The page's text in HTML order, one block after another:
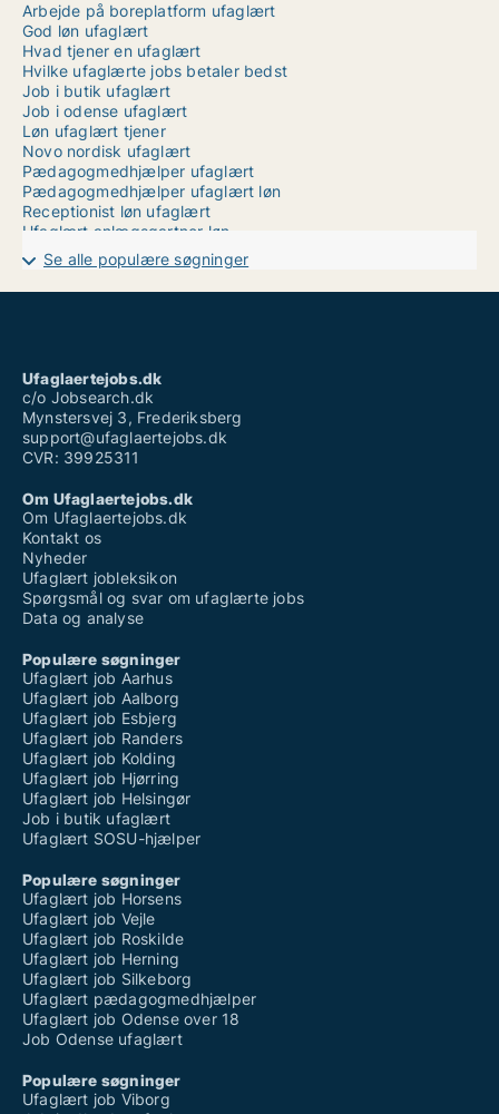
Arbejde på boreplatform ufaglært
God løn ufaglært
Hvad tjener en ufaglært
Hvilke ufaglærte jobs betaler bedst
Job i butik ufaglært
Job i odense ufaglært
Løn ufaglært tjener
Novo nordisk ufaglært
Pædagogmedhjælper ufaglært
Pædagogmedhjælper ufaglært løn
Receptionist løn ufaglært
Ufaglært anlægsgartner løn
Ufaglært job mariagerfjord
Ufaglært job sønderborg
Ufaglært maler løn
Vikarbureau kolding ufaglært
Vikarbureau ufaglært
Se alle populære søgninger
Ufaglaertejobs.dk
c/o Jobsearch.dk
Mynstersvej 3, Frederiksberg
support@ufaglaertejobs.dk
CVR: 39925311
Om Ufaglaertejobs.dk
Om Ufaglaertejobs.dk
Kontakt os
Nyheder
Ufaglært jobleksikon
Spørgsmål og svar om ufaglærte jobs
Data og analyse
Populære søgninger
Ufaglært job Aarhus
Ufaglært job Aalborg
Ufaglært job Esbjerg
Ufaglært job Randers
Ufaglært job Kolding
Ufaglært job Hjørring
Ufaglært job Helsingør
Job i butik ufaglært
Ufaglært SOSU-hjælper
Populære søgninger
Ufaglært job Horsens
Ufaglært job Vejle
Ufaglært job Roskilde
Ufaglært job Herning
Ufaglært job Silkeborg
Ufaglært pædagogmedhjælper
Ufaglært job Odense over 18
Job Odense ufaglært
Populære søgninger
Ufaglært job Viborg